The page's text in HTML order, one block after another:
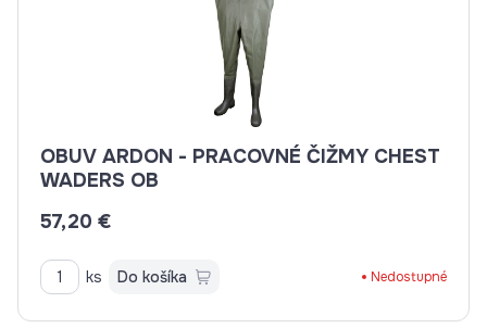
OBUV ARDON - PRACOVNÉ ČIŽMY CHEST
WADERS OB
57,20 €
ks Do košíka Nedostupné